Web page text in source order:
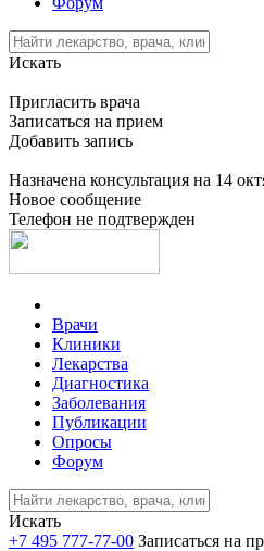
Искать
Пригласить врача
Записаться на прием
Добавить запись
Назначена консультация на 14
Новое сообщение
Телефон не подтвержден
Врачи
Клиники
Лекарства
Диагностика
Заболевания
Публикации
Опросы
Форум
Искать
+7 495 777-77-00 Записаться на